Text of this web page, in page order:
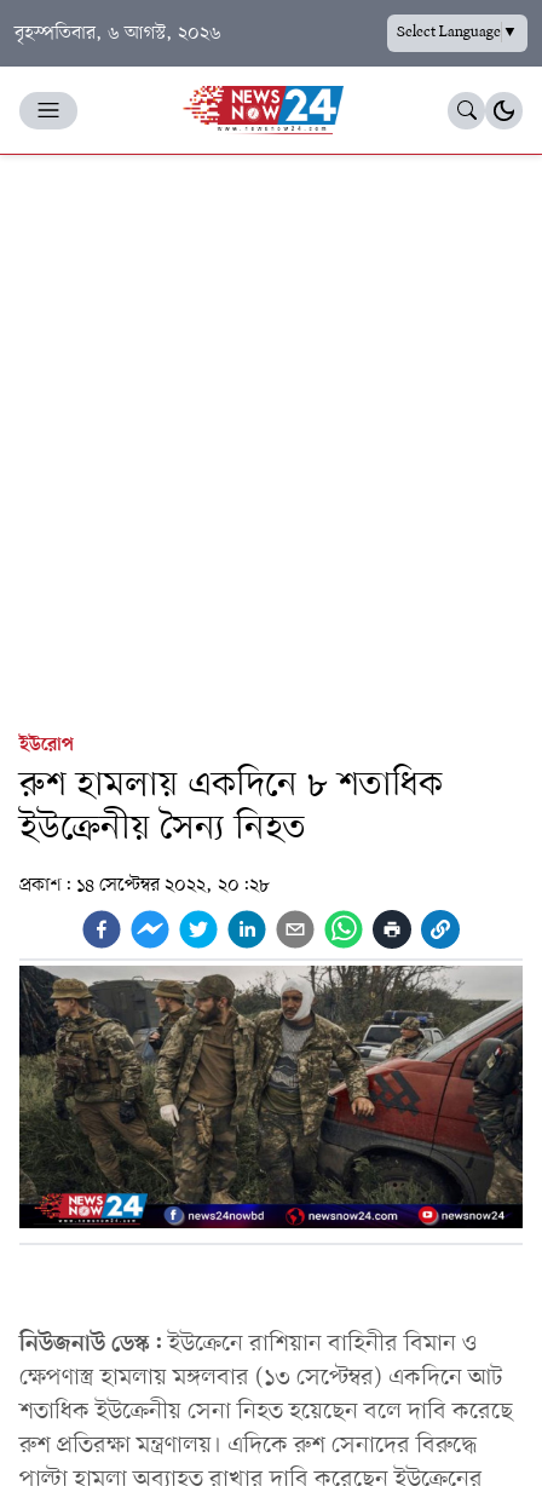
বৃহস্পতিবার, ৬ আগস্ট, ২০২৬ Select Language▼
ইউরোপ
রুশ হামলায় একদিনে ৮ শতাধিক
ইউক্রেনীয় সৈন্য নিহত
প্রকাশ: ১৪ সেপ্টেম্বর ২০২২, ২০:২৮
নিউজনাউ ডেস্ক:ইউক্রেনে রাশিয়ান বাহিনীর বিমান ও
ক্ষেপণাস্ত্র হামলায় মঙ্গলবার (১৩ সেপ্টেম্বর) একদিনে আট
শতাধিক ইউক্রেনীয় সেনা নিহত হয়েছেন বলে দাবি করেছে
রুশ প্রতিরক্ষা মন্ত্রণালয়। এদিকে রুশ সেনাদের বিরুদ্ধে
পাল্টা হামলা অব্যাহত রাখার দাবি করেছেন ইউক্রেনের